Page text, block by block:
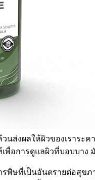
นส่งผลให้ผิวของเราระ
พื่อการดูแลผิวที่บอบบาง
พิษที่เป็นอันตรายต่อสุ